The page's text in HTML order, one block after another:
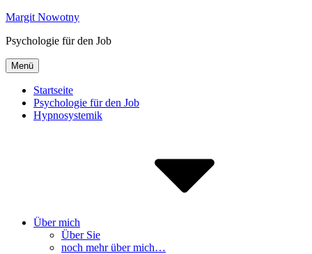
Inhalte
Margit Nowotny
Psychologie für den Job
Menü
Startseite
Psychologie für den Job
Hypnosystemik
Über mich
Über Sie
noch mehr über mich…